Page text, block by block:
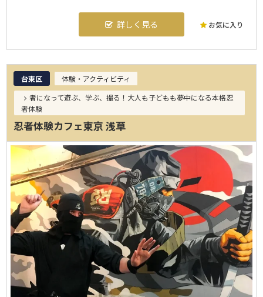
お気に入り
詳しく見る
台東区
体験・アクティビティ
者になって遊ぶ、学ぶ、撮る！大人も子どもも夢中になる本格忍
者体験
忍者体験カフェ東京 浅草